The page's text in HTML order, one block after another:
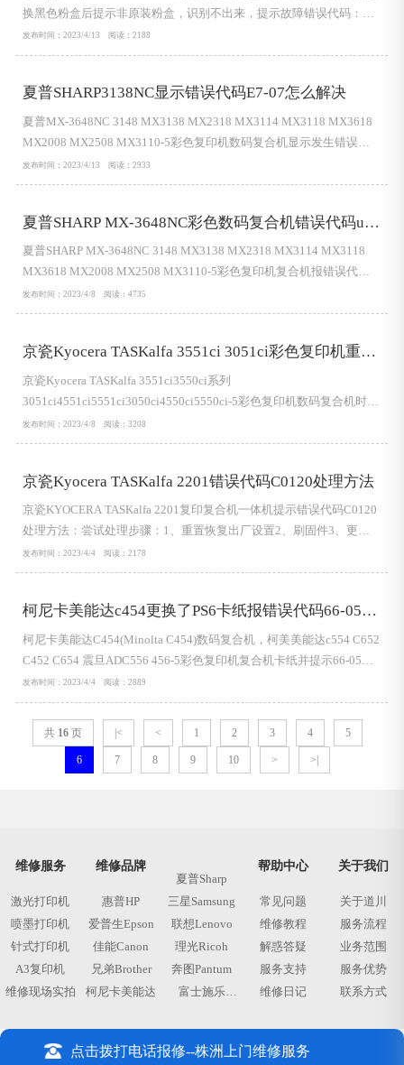
换黑色粉盒后提示非原装粉盒，识别不出来，提示故障错误代码：
093 926处理方法：检查粉盒，检查粉盒芯片如果都对上了。检查鼓芯
片。
发布时间：2023/4/13 阅读：2188
夏普SHARP3138NC显示错误代码E7-07怎么解决
夏普MX-3648NC 3148 MX3138 MX2318 MX3114 MX3118 MX3618
MX2008 MX2508 MX3110-5彩色复印机数码复合机显示发生错误，
故障错误代码E7-07怎么解决：大概率是SD卡数据故障。也可以使用
排除检查，直接拨掉电源，分别检查以下组件：1、硬盘2、SD卡3、
发布时间：2023/4/13 阅读：2933
夏普SHARP MX-3648NC彩色数码复合机错误代码u2-
41故障处理方法
夏普SHARP MX-3648NC 3148 MX3138 MX2318 MX3114 MX3118
MX3618 MX2008 MX2508 MX3110-5彩色复印机复合机报错误代码
u2-41的故障代码，关机开机依然报代码u2-41错误的解决处理方法：
用16清除，依旧报错，更换硬盘，更换后还报，就更换打印版。其他
发布时间：2023/4/8 阅读：4735
京瓷Kyocera TASKalfa 3551ci 3051ci彩色复印机重复
内容检查处理方法
京瓷Kyocera TASKalfa 3551ci3550ci系列
3051ci4551ci5551ci3050ci4550ci5550ci-5彩色复印机数码复合机时常
或经常及偶尔有重复内容，转印无法清理干净，最严重的是机子启动
后尤为严重。故障情况打印出来如下图： 处理方法和建议：检查转印
印带消电充...
发布时间：2023/4/8 阅读：3208
京瓷Kyocera TASKalfa 2201错误代码C0120处理方法
京瓷KYOCERA TASKalfa 2201复印复合机一体机提示错误代码C0120
处理方法：尝试处理步骤：1、重置恢复出厂设置2、刷固件3、更换
打印八脚4、更换控制板如果按以上操作方法还没有解决问题，可以与
我们联系，提供维修服务支持。
发布时间：2023/4/4 阅读：2178
柯尼卡美能达c454更换了PS6卡纸报错误代码66-05处
理方案
柯尼卡美能达C454(Minolta C454)数码复合机，柯美美能达c554 C652
C452 C654 震旦ADC556 456-5彩色复印机复合机卡纸并提示66-05错
误代码？解决方案和处理方法：清理PS6传感器，及其位置附近的所
有灰尘。KONICAMINOLTA拓展阅读资料：卡纸类型DF 图像读取部
卡纸代码66-05, 66-06检测时序6...
发布时间：2023/4/4 阅读：2889
共 16 页 |< < 1 2 3 4 5
6 7 8 9 10 > >|
维修服务
激光打印机
喷墨打印机
针式打印机
A3复印机
维修现场实拍
维修品牌
惠普HP
爱普生Epson
佳能Canon
兄弟Brother
柯尼卡美能达
夏普Sharp
三星Samsung
联想Lenovo
理光Ricoh
奔图Pantum
富士施乐
帮助中心
常见问题
维修教程
解惑答疑
服务支持
维修日记
关于我们
关于道川
服务流程
业务范围
服务优势
联系方式
点击拨打电话报修--株洲上门维修服务